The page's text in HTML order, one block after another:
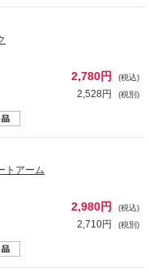
2,780円 (税込)
2,528円 (税別)
トアーム
2,980円 (税込)
2,710円 (税別)